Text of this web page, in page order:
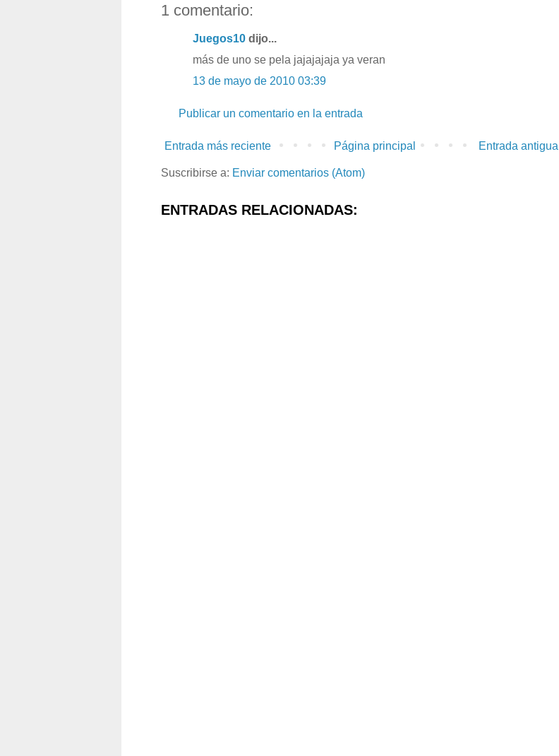
1 comentario:
Juegos10 dijo...
más de uno se pela jajajajaja ya veran
13 de mayo de 2010 03:39
Publicar un comentario en la entrada
Entrada más reciente Entrada antigua
Página principal
Suscribirse a: Enviar comentarios (Atom)
ENTRADAS RELACIONADAS: